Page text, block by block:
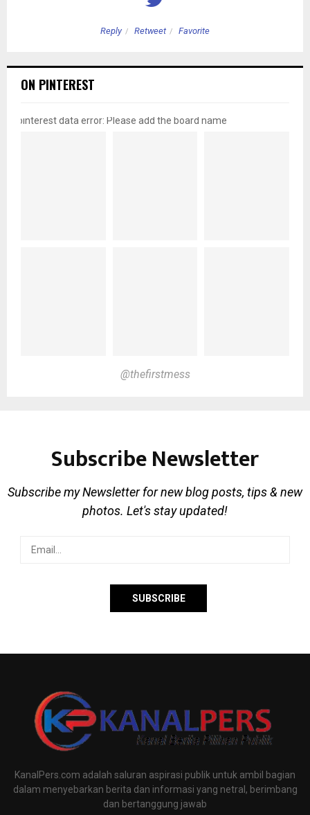
Reply Retweet Favorite
ON PINTEREST
pinterest data error: Please add the board name
@thefirstmess
Subscribe Newsletter
Subscribe my Newsletter for new blog posts, tips & new
photos. Let's stay updated!
KanalPers.com adalah saluran aspirasi publik untuk ambil bagian
dalam menyebarkan berita dan informasi yang netral, berimbang
dan bertanggung jawab